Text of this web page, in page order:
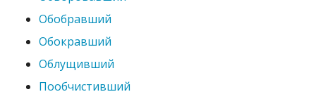
Обобравший
Обокравший
Облущивший
Пообчистивший